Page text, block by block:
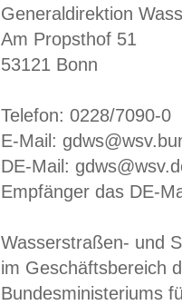
Generaldirektion
Am Propsthof 51
53121 Bonn
Telefon: 0228/7090-0
E-Mail:
DE-Mail:
Empfänger das DE-
Wasserstraßen- und
im Geschäftsbereich
Bundesministeriums